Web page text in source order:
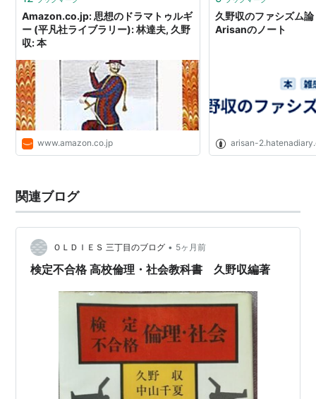
Amazon.co.jp: 思想のドラマトゥルギ
ー (平凡社ライブラリー): 林達夫, 久野
収: 本
www.amazon.co.jp
久野収のファシズム
Arisanのノート
arisan-
関連ブログ
ＯＬＤＩＥＳ 三丁目のブログ • 5ヶ月前
検定不合格 高校倫理・社会教科書 久野収編著